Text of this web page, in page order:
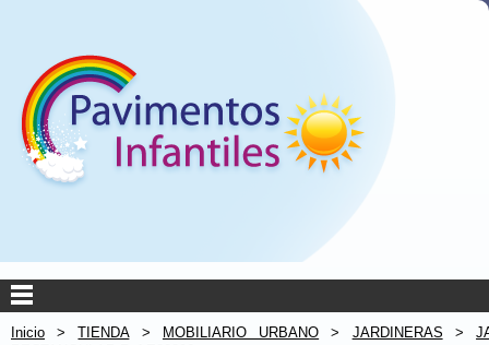
Inicio >TIENDA> MOBILIARIO URBANO > JARDINERAS >